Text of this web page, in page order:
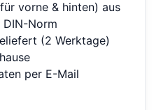
vorne & hinten) aus
DIN-Norm
(2 Werktage)
per E-Mail